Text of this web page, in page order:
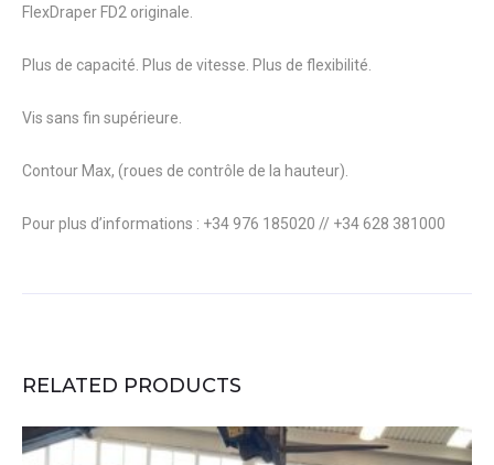
FlexDraper FD2 originale.
Plus de capacité. Plus de vitesse. Plus de flexibilité.
Vis sans fin supérieure.
Contour Max, (roues de contrôle de la hauteur).
Pour plus d’informations : +34 976 185020 // +34 628 381000
RELATED PRODUCTS